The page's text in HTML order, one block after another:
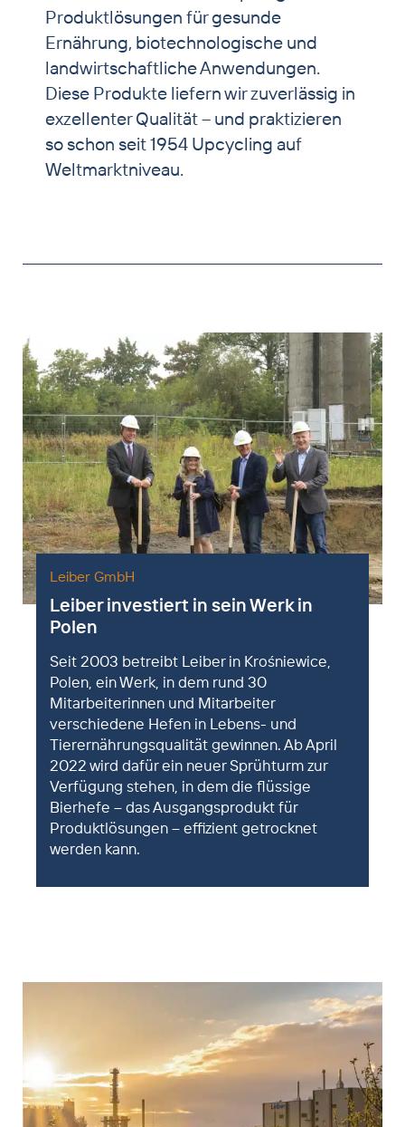
Produktlösungen für gesunde
Ernährung, biotechnologische und
landwirtschaftliche Anwendungen.
Diese Produkte liefern wir zuverlässig in
exzellenter Qualität – und praktizieren
so schon seit 1954 Upcycling auf
Weltmarktniveau.
Leiber investiert in sein Werk in
Polen
Seit 2003 betreibt Leiber in Krośniewice,
Polen, ein Werk, in dem rund 30
Mitarbeiterinnen und Mitarbeiter
verschiedene Hefen in Lebens- und
Tierernährungsqualität gewinnen. Ab April
2022 wird dafür ein neuer Sprühturm zur
Verfügung stehen, in dem die flüssige
Bierhefe – das Ausgangsprodukt für
Produktlösungen – effizient getrocknet
werden kann.
Leiber GmbH